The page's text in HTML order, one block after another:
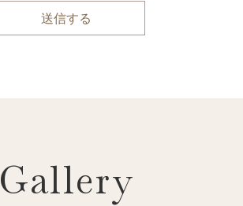
Gallery